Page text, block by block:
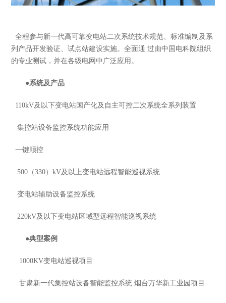
全程参与新一代高可靠变电站二次系统技术规范、标准编制及系
列产品开发验证、试点站建设实施。全面通 过由中国电科院组织
的专业测试，并在各级电网中广泛应用。
●系统及产品
110kV及以下变电站国产化及自主可控二次系统全系列装置
集控站设备监控系统功能应用
一键顺控
500（330）kV及以上变电站远程智能巡视系统
变电站辅助设备监控系统
220kV及以下变电站区域型远程智能巡视系统
●典型案例
1000KV变电站巡视项目
甘肃新一代集控站设备智能监控系统 烟台万华新工业园项目